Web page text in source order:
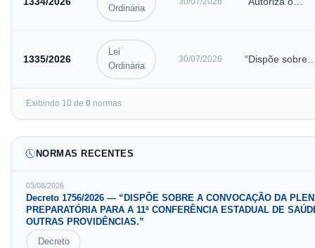
PÚBLICOS
D…
Ordinária
Município de
1335/2026
Lei
Ordinária
30/07/2026
“Dispõe sobre
Estrada Rural
Cima, e dá
Exibindo 10 de 0 normas
NORMAS RECENTES
03/08/2026
Decreto 1756/2026 — “DISPÕE SOBRE A CONVOCAÇÃO DA
PREPARATÓRIA PARA A 11ª CONFERÊNCIA ESTADUAL DE
OUTRAS PROVIDÊNCIAS.”
Decreto